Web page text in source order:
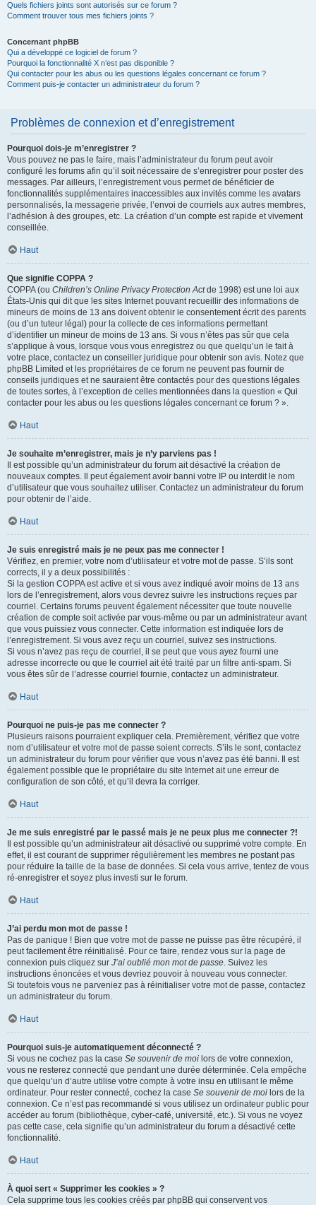
Quels fichiers joints sont autorisés sur ce forum ?
Comment trouver tous mes fichiers joints ?
Concernant phpBB
Qui a développé ce logiciel de forum ?
Pourquoi la fonctionnalité X n’est pas disponible ?
Qui contacter pour les abus ou les questions légales concernant ce forum ?
Comment puis-je contacter un administrateur du forum ?
Problèmes de connexion et d’enregistrement
Pourquoi dois-je m’enregistrer ?
Vous pouvez ne pas le faire, mais l’administrateur du forum peut avoir
configuré les forums afin qu’il soit nécessaire de s’enregistrer pour poster des
messages. Par ailleurs, l’enregistrement vous permet de bénéficier de
fonctionnalités supplémentaires inaccessibles aux invités comme les avatars
personnalisés, la messagerie privée, l’envoi de courriels aux autres membres,
l’adhésion à des groupes, etc. La création d’un compte est rapide et vivement
conseillée.
Haut
Que signifie COPPA ?
COPPA (ou Children’s Online Privacy Protection Actde 1998) est une loi aux
États-Unis qui dit que les sites Internet pouvant recueillir des informations de
mineurs de moins de 13 ans doivent obtenir le consentement écrit des parents
(ou d’un tuteur légal) pour la collecte de ces informations permettant
d’identifier un mineur de moins de 13 ans. Si vous n’êtes pas sûr que cela
s’applique à vous, lorsque vous vous enregistrez ou que quelqu’un le fait à
votre place, contactez un conseiller juridique pour obtenir son avis. Notez que
phpBB Limited et les propriétaires de ce forum ne peuvent pas fournir de
conseils juridiques et ne sauraient être contactés pour des questions légales
de toutes sortes, à l’exception de celles mentionnées dans la question « Qui
contacter pour les abus ou les questions légales concernant ce forum ? ».
Haut
Je souhaite m’enregistrer, mais je n’y parviens pas !
Il est possible qu’un administrateur du forum ait désactivé la création de
nouveaux comptes. Il peut également avoir banni votre IP ou interdit le nom
d’utilisateur que vous souhaitez utiliser. Contactez un administrateur du forum
pour obtenir de l’aide.
Haut
Je suis enregistré mais je ne peux pas me connecter !
Vérifiez, en premier, votre nom d’utilisateur et votre mot de passe. S’ils sont
corrects, il y a deux possibilités :
Si la gestion COPPA est active et si vous avez indiqué avoir moins de 13 ans
lors de l’enregistrement, alors vous devrez suivre les instructions reçues par
courriel. Certains forums peuvent également nécessiter que toute nouvelle
création de compte soit activée par vous-même ou par un administrateur avant
que vous puissiez vous connecter. Cette information est indiquée lors de
l’enregistrement. Si vous avez reçu un courriel, suivez ses instructions.
Si vous n’avez pas reçu de courriel, il se peut que vous ayez fourni une
adresse incorrecte ou que le courriel ait été traité par un filtre anti-spam. Si
vous êtes sûr de l’adresse courriel fournie, contactez un administrateur.
Haut
Pourquoi ne puis-je pas me connecter ?
Plusieurs raisons pourraient expliquer cela. Premièrement, vérifiez que votre
nom d’utilisateur et votre mot de passe soient corrects. S’ils le sont, contactez
un administrateur du forum pour vérifier que vous n’avez pas été banni. Il est
également possible que le propriétaire du site Internet ait une erreur de
configuration de son côté, et qu’il devra la corriger.
Haut
Je me suis enregistré par le passé mais je ne peux plus me connecter ?!
Il est possible qu’un administrateur ait désactivé ou supprimé votre compte. En
effet, il est courant de supprimer régulièrement les membres ne postant pas
pour réduire la taille de la base de données. Si cela vous arrive, tentez de vous
ré-enregistrer et soyez plus investi sur le forum.
Haut
J’ai perdu mon mot de passe !
Pas de panique ! Bien que votre mot de passe ne puisse pas être récupéré, il
peut facilement être réinitialisé. Pour ce faire, rendez vous sur la page de
connexion puis cliquez sur J’ai oublié mon mot de passe. Suivez les
instructions énoncées et vous devriez pouvoir à nouveau vous connecter.
Si toutefois vous ne parveniez pas à réinitialiser votre mot de passe, contactez
un administrateur du forum.
Haut
Pourquoi suis-je automatiquement déconnecté ?
Si vous ne cochez pas la case Se souvenir de moi lors de votre connexion,
vous ne resterez connecté que pendant une durée déterminée. Cela empêche
que quelqu’un d’autre utilise votre compte à votre insu en utilisant le même
ordinateur. Pour rester connecté, cochez la case Se souvenir de moi lors de la
connexion. Ce n’est pas recommandé si vous utilisez un ordinateur public pour
accéder au forum (bibliothèque, cyber-café, université, etc.). Si vous ne voyez
pas cette case, cela signifie qu’un administrateur du forum a désactivé cette
fonctionnalité.
Haut
À quoi sert « Supprimer les cookies » ?
Cela supprime tous les cookies créés par phpBB qui conservent vos